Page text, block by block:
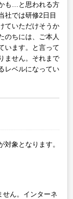
も…と思われる方
社では研修2日目
ていただけそうか
のちには、ご本人
います。と言って
ません。それまで
レベルになってい
象となります。
せん。インターネ